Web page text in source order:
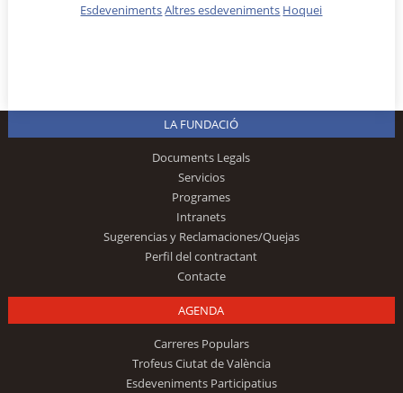
EsdevenimentsAltres esdeveniments Hoquei
LA FUNDACIÓ
Documents Legals
Servicios
Programes
Intranets
Sugerencias y Reclamaciones/Quejas
Perfil del contractant
Contacte
AGENDA
Carreres Populars
Trofeus Ciutat de València
Esdeveniments Participatius